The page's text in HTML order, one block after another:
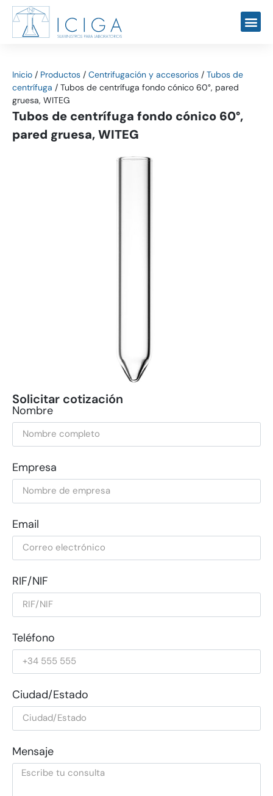
Inicio / Productos / Centrifugación y accesorios / Tubos de
centrífuga / Tubos de centrífuga fondo cónico 60°, pared
gruesa, WITEG
Tubos de centrífuga fondo cónico 60°,
pared gruesa, WITEG
Solicitar cotización
Nombre
Empresa
Email
RIF/NIF
Teléfono
Ciudad/Estado
Mensaje